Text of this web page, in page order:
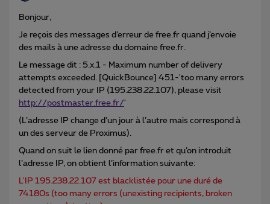
Bonjour,
Je reçois des messages d’erreur de free.fr quand j’envoie
des mails à une adresse du domaine free.fr.
Le message dit : 5.x.1 - Maximum number of delivery
attempts exceeded. [QuickBounce] 451-'too many errors
detected from your IP (195.238.22.107), please visit
http://postmaster.free.fr/'
(L’adresse IP change d’un jour à l’autre mais correspond à
un des serveur de Proximus).
Quand on suit le lien donné par free.fr et qu’on introduit
l’adresse IP, on obtient l’information suivante:
L'IP 195.238.22.107 est blacklistée pour une duré de
74180s (too many errors (unexisting recipients, broken